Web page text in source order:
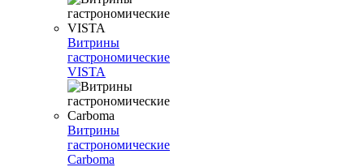
Витрины
гастрономические
VISTA
Витрины
гастрономические
Carboma